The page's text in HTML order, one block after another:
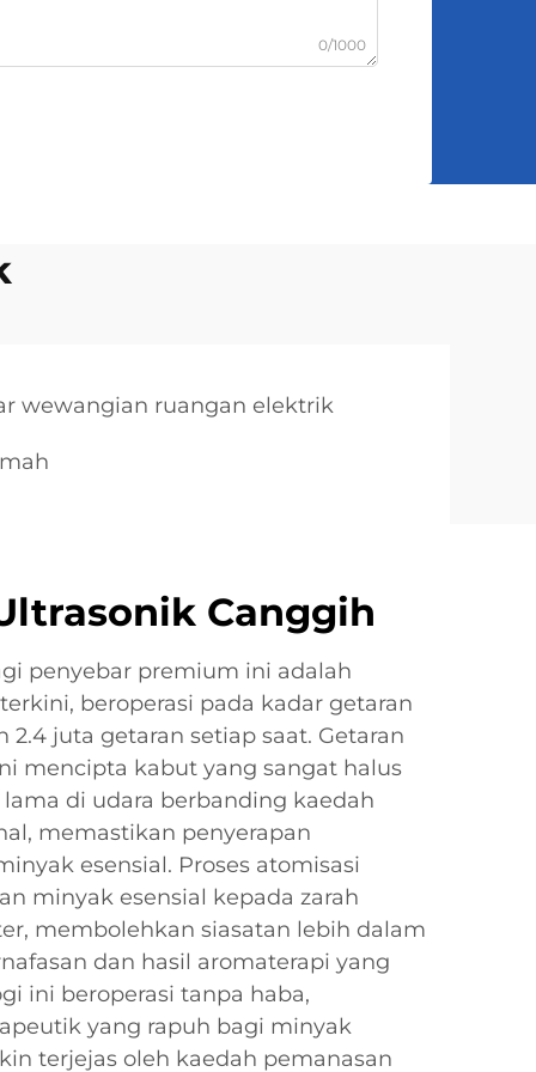
0/1000
wewangian ruangan elektrik
Canggih
penyebar premium ini adalah
beroperasi pada kadar getaran
juta getaran setiap saat. Getaran
mencipta kabut yang sangat halus
di udara berbanding kaedah
memastikan penyerapan
esensial. Proses atomisasi
minyak esensial kepada zarah
membolehkan siasatan lebih dalam
dan hasil aromaterapi yang
ini beroperasi tanpa haba,
yang rapuh bagi minyak
terjejas oleh kaedah pemanasan